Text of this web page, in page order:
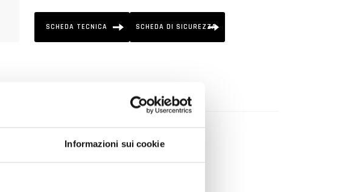
Informazioni sui cookie
SCHEDA TECNICA SCHEDA DI SICUREZZA
all'acqua lavavetri nello specifico serbatoio.